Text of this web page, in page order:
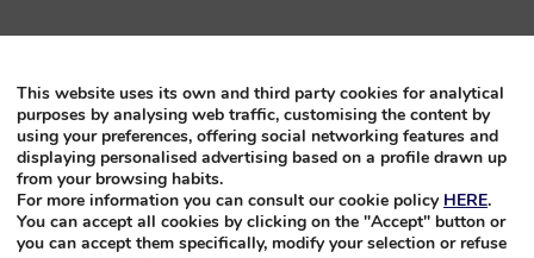
calendar
select
a
date.
Press
the
question
mark
key
die über unsere Website www-princess-hotels.com buchen.
getätigt wird (der Rabatt wird automatisch angewendet,
Je nach Verfügbarkeit für die gebuchten Termine und auf Anfrage
Termine und auf Anfrage an der Rezeption während Ihres
ausgenommen Aktionscodes.
This website uses its own and third party cookies for analytical
purposes by analysing web traffic, customising the content by
using your preferences, offering social networking features and
displaying personalised advertising based on a profile drawn up
from your browsing habits.
For more information you can consult our cookie policy HERE.
You can accept all cookies by clicking on the "Accept" button or
you can accept them specifically, modify your selection or refuse